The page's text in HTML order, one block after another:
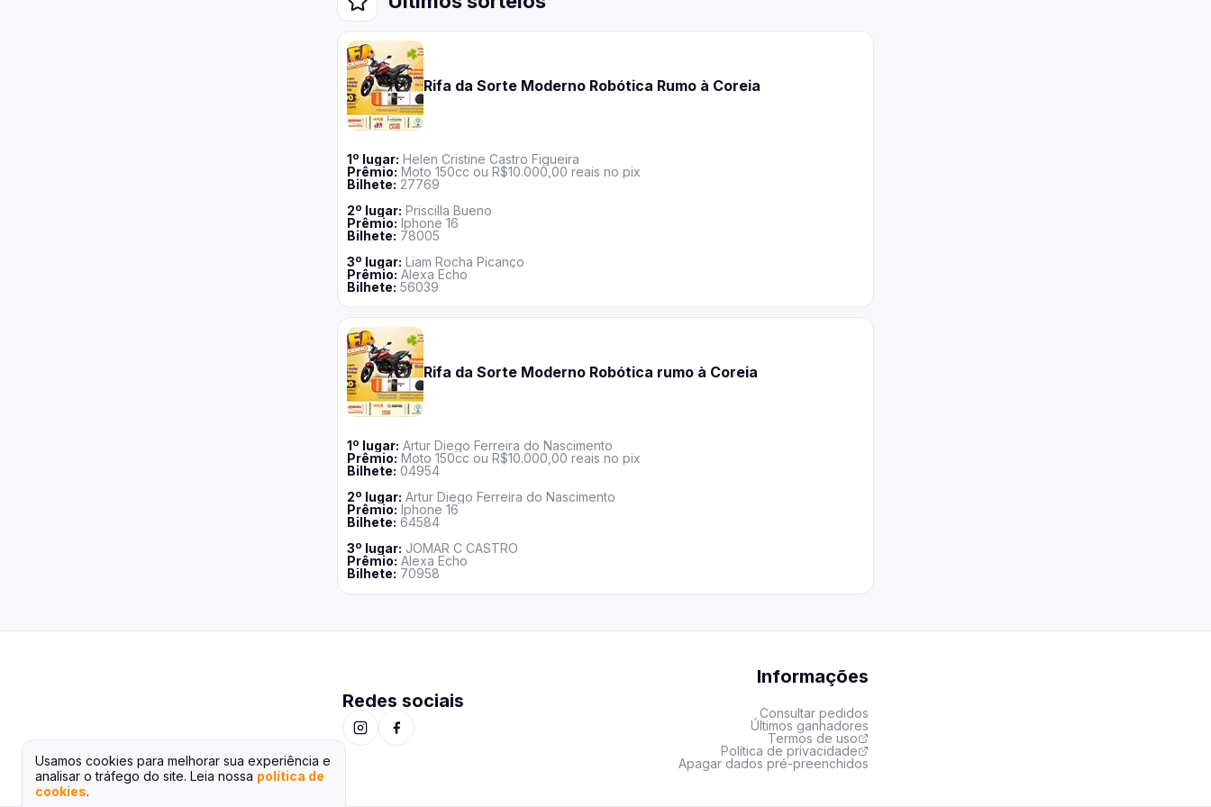
Rifa da Sorte Moderno Robótica Rumo à Coreia
1º lugar: Helen Cristine Castro Figueira
Prêmio: Moto 150cc ou R$10.000,00 reais no pix
Bilhete: 27769
2º lugar: Priscilla Bueno
Prêmio: Iphone 16
Bilhete: 78005
3º lugar: Liam Rocha Picanço
Prêmio: Alexa Echo
Bilhete: 56039
Rifa da Sorte Moderno Robótica rumo à Coreia
1º lugar: Artur Diego Ferreira do Nascimento
Prêmio: Moto 150cc ou R$10.000,00 reais no pix
Bilhete: 04954
2º lugar: Artur Diego Ferreira do Nascimento
Prêmio: Iphone 16
Bilhete: 64584
3º lugar: JOMAR C CASTRO
Prêmio: Alexa Echo
Bilhete: 70958
Redes sociais
Informações
Consultar pedidos
Últimos ganhadores
Termos de uso
Política de privacidade
Apagar dados pré-preenchidos
Usamos cookies para melhorar sua experiência e
analisar o tráfego do site. Leia nossa política de
cookies.